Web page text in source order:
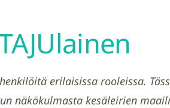
erilaisissa rooleissa.
näkökulmasta kesäleirien